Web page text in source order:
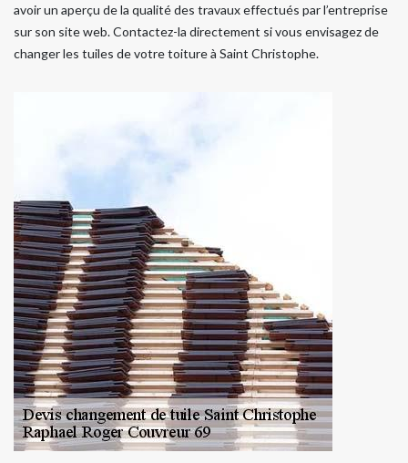
avoir un aperçu de la qualité des travaux effectués par l’entreprise
sur son site web. Contactez-la directement si vous envisagez de
changer les tuiles de votre toiture à Saint Christophe.